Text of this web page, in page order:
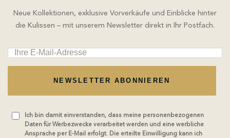
Neue Kollektionen, exklusive Vorverkäufe und Einblicke hinter
die Kulissen – mit unserem Newsletter direkt in Ihr Postfach.
NEWSLETTER ABONNIEREN
Ich bin damit einverstanden, dass meine personenbezogenen
Daten für Werbezwecke verarbeitet werden und eine werbliche
Ansprache per E-Mail erfolgt. Die erteilte Einwilligung kann ich